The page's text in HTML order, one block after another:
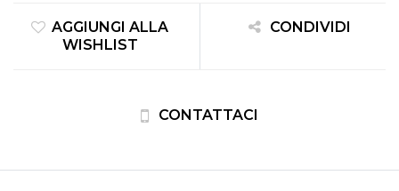
AGGIUNGI ALLA
WISHLIST
CONDIVIDI
CONTATTACI